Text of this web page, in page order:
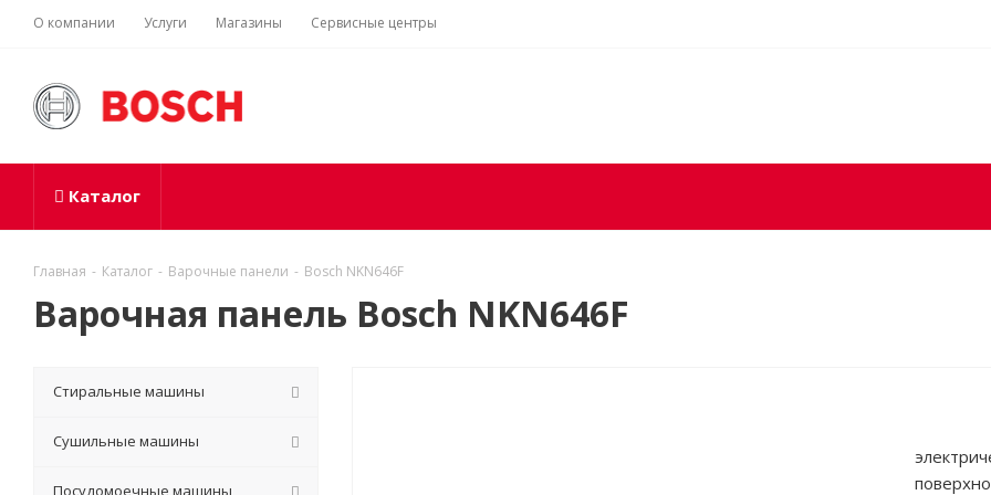
О компании Услуги Магазины Сервисные центры
Каталог
Главная - Каталог - Варочные панели - Bosch NKN646F
Варочная панель Bosch NKN646F
Стиральные машины
Сушильные машины
Посудомоечные машины